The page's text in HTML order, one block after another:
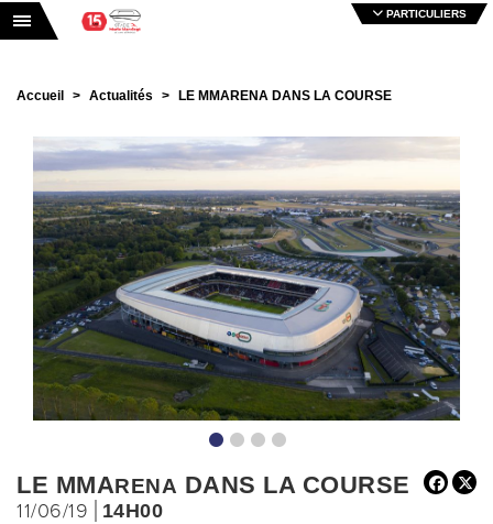
Toggle navigation
PARTICULIERS
Accueil Actualités LE MMARENA DANS LA COURSE
••••
LE MMARENA DANS LA COURSE
11/06/19 14H00